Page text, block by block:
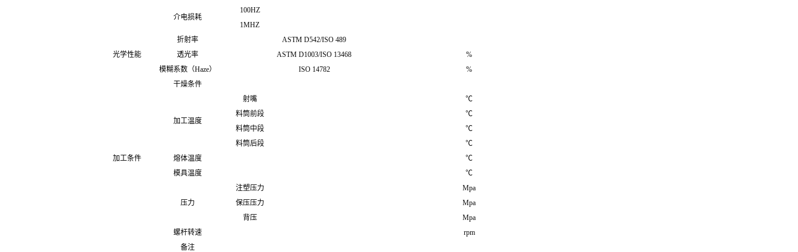
介电损耗
100HZ
1MHZ
光学性能
折射率
ASTM D542/ISO 489
透光率
ASTM D1003/ISO 13468
%
模糊系数（Haze）
ISO 14782 %
加工条件
干燥条件
加工温度
射嘴
℃
料筒前段
℃
料筒中段
℃
料筒后段
℃
熔体温度
℃
模具温度
℃
压力
注塑压力
Mpa
保压压力
Mpa
背压
Mpa
螺杆转速
rpm
备注